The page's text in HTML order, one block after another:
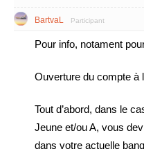
BartvaL Participant
Pour info, notament
Ouverture du compte à
Tout d’abord, dans le
Jeune et/ou A, vous
dans votre actuelle